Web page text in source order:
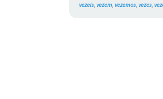
vezeis ,vezem ,vezemos ,vezes ,